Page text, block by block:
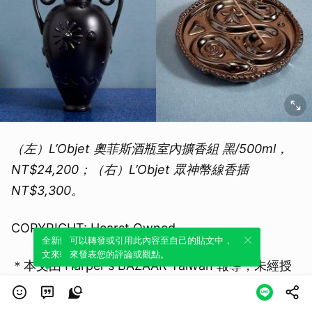
（左）L’Objet 奧菲斯酒瓶室內擴香組 黑/500ml，
NT$24,200；（右）L’Objet 眾神幣線香插
NT$3,300。
COPYRIGHT: Hearst Owned
＊本文由 Harper's BAZAAR Taiwan 報導，未經授
權同意不得轉載＊
全新體驗！一鍵引用此內容，透過發布貼
文來輕鬆表達個人立場。
可以轉發或引用此內容至自己的貼文中，
來發表您的評論或觀點。